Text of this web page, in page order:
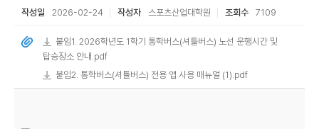
작성일 2026-02-24 작성자 스포츠산업대학원 조회수 7109
붙임1. 2026학년도 1학기 통학버스(셔틀버스) 노선 운행시간 및
탑승장소 안내.pdf
붙임2. 통학버스(셔틀버스) 전용 앱 사용 매뉴얼 (1).pdf